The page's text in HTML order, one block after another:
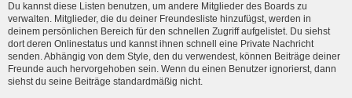
Du kannst diese Listen benutzen, um andere Mitglieder des Boards zu
verwalten. Mitglieder, die du deiner Freundesliste hinzufügst, werden in
deinem persönlichen Bereich für den schnellen Zugriff aufgelistet. Du siehst
dort deren Onlinestatus und kannst ihnen schnell eine Private Nachricht
senden. Abhängig von dem Style, den du verwendest, können Beiträge deiner
Freunde auch hervorgehoben sein. Wenn du einen Benutzer ignorierst, dann
siehst du seine Beiträge standardmäßig nicht.